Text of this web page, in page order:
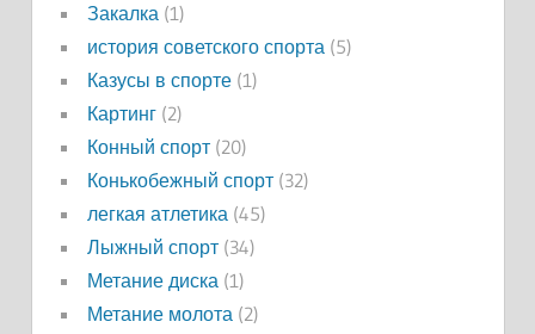
Закалка(1)
история советского спорта(5)
Казусы в спорте(1)
Картинг(2)
Конный спорт(20)
Конькобежный спорт(32)
легкая атлетика(45)
Лыжный спорт(34)
Метание диска(1)
Метание молота(2)